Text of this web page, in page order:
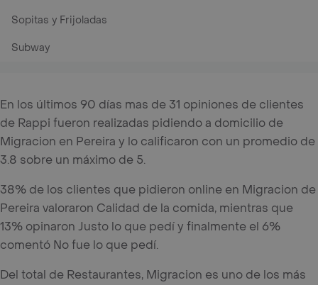
Sopitas y Frijoladas
Subway
En los últimos 90 días mas de 31 opiniones de clientes
de Rappi fueron realizadas pidiendo a domicilio de
Migracion en Pereira y lo calificaron con un promedio de
3.8 sobre un máximo de 5.
38% de los clientes que pidieron online en Migracion de
Pereira valoraron Calidad de la comida, mientras que
13% opinaron Justo lo que pedí y finalmente el 6%
comentó No fue lo que pedí.
Del total de Restaurantes, Migracion es uno de los más